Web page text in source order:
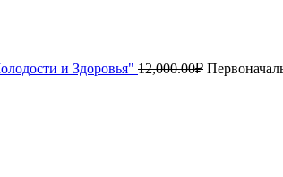
и Здоровья" 12,000.00₽